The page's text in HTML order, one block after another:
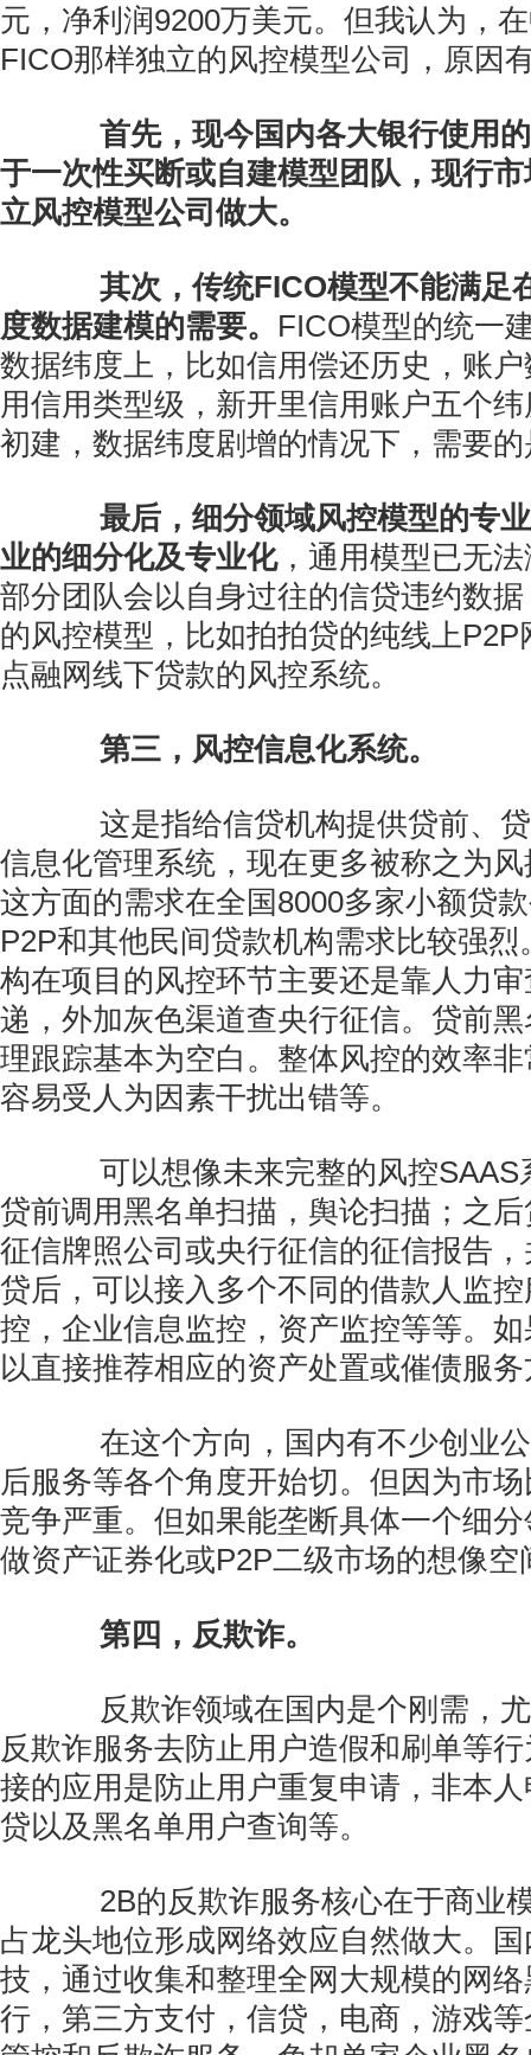
元，净利润9200万美元。但我认为，
FICO那样独立的风控模型公司，原因
首先，现今国内各大银行使用
于一次性买断或自建模型团队，现行
立风控模型公司做大。
其次，传统FICO模型不能满足
度数据建模的需要。 FICO模型的统一
数据纬度上，比如信用偿还历史，账
用信用类型级，新开里信用账户五个
初建，数据纬度剧增的情况下，需要
最后，细分领域风控模型的专
业的细分化及专业化，通用模型已无
部分团队会以自身过往的信贷违约数
的风控模型，比如拍拍贷的纯线上
点融网线下贷款的风控系统。
第三，风控信息化系统。
这是指给信贷机构提供贷前、贷
信息化管理系统，现在更多被称之为
这方面的需求在全国8000多家小额贷
P2P和其他民间贷款机构需求比较强
构在项目的风控环节主要还是靠人力
递，外加灰色渠道查央行征信。贷前
理跟踪基本为空白。整体风控的效率
容易受人为因素干扰出错等。
可以想像未来完整的风控SAAS
贷前调用黑名单扫描，舆论扫描；之
征信牌照公司或央行征信的征信报告
贷后，可以接入多个不同的借款人监
控，企业信息监控，资产监控等等。
以直接推荐相应的资产处置或催债服
在这个方向，国内有不少创业公
后服务等各个角度开始切。但因为市
竞争严重。但如果能垄断具体一个细
做资产证券化或P2P二级市场的想像空
第四，反欺诈。
反欺诈领域在国内是个刚需，尤
反欺诈服务去防止用户造假和刷单等
接的应用是防止用户重复申请，非本
贷以及黑名单用户查询等。
2B的反欺诈服务核心在于商业
占龙头地位形成网络效应自然做大。
技，通过收集和整理全网大规模的网
行，第三方支付，信贷，电商，游戏